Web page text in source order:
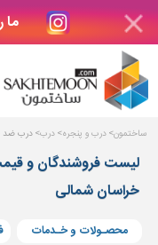
ما
دکوراسیون
بتن
های
بتنی
درب
پنجره
ساختمون درب و پنجره درب درب ضد
لیست فروشندگان و
خراسان شمالی
محصـولات و خـدمات